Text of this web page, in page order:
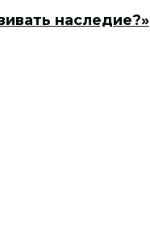
наследие?»